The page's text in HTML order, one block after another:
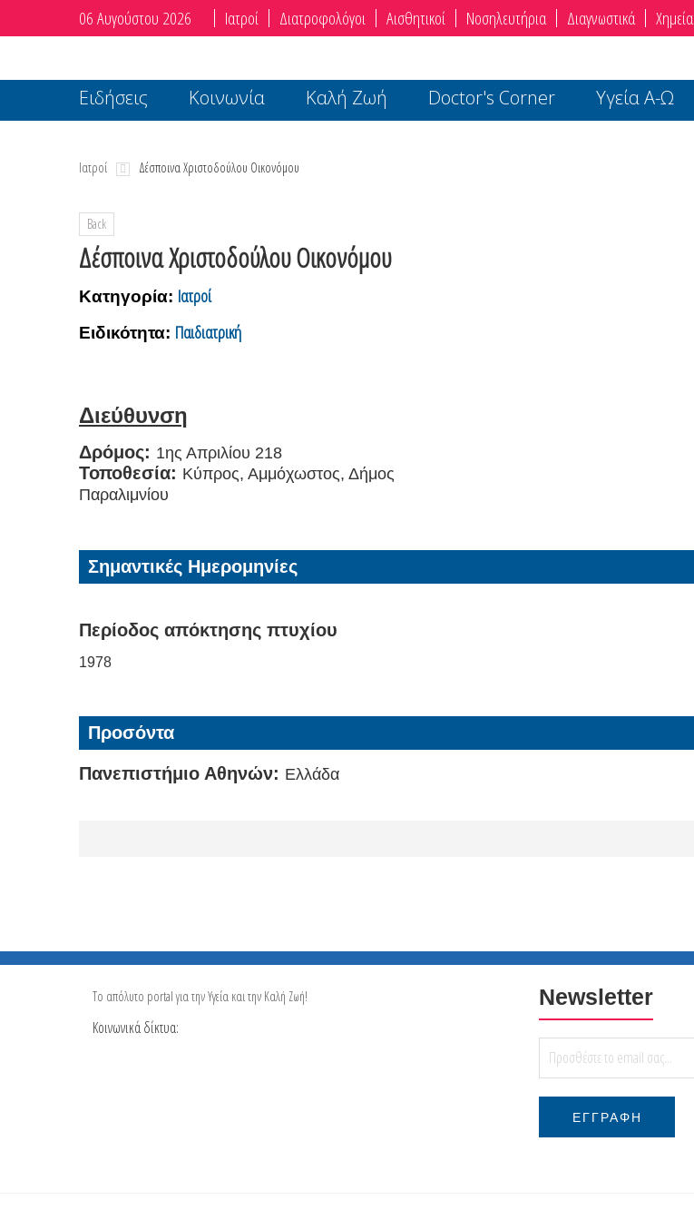
06 Αυγούστου 2026 Ιατροί Διατροφολόγοι Αισθητικοί Νοσηλευτήρια Διαγνωστικά Χημεία
Ειδήσεις Κοινωνία Καλή Ζωή Doctor's Corner Υγεία Α-Ω
Ιατροί Δέσποινα Χριστοδούλου Οικονόμου
Back
Δέσποινα Χριστοδούλου Οικονόμου
Κατηγορία: Ιατροί
Ειδικότητα: Παιδιατρική
Διεύθυνση
Δρόμος: 1ης Απριλίου 218
Τοποθεσία: Κύπρος, Αμμόχωστος, Δήμος
Παραλιμνίου
Σημαντικές Ημερομηνίες
Περίοδος απόκτησης πτυχίου
1978
Προσόντα
Πανεπιστήμιο Αθηνών: Ελλάδα
Το απόλυτο portal για την Υγεία και την Καλή Ζωή!
Κοινωνικά δίκτυα:
Newsletter